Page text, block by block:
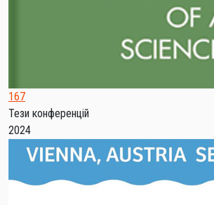
167
Тези конференцій
2024